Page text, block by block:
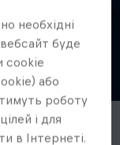
необхідні
буде
cookie
або
роботу
і для
в Інтернеті.